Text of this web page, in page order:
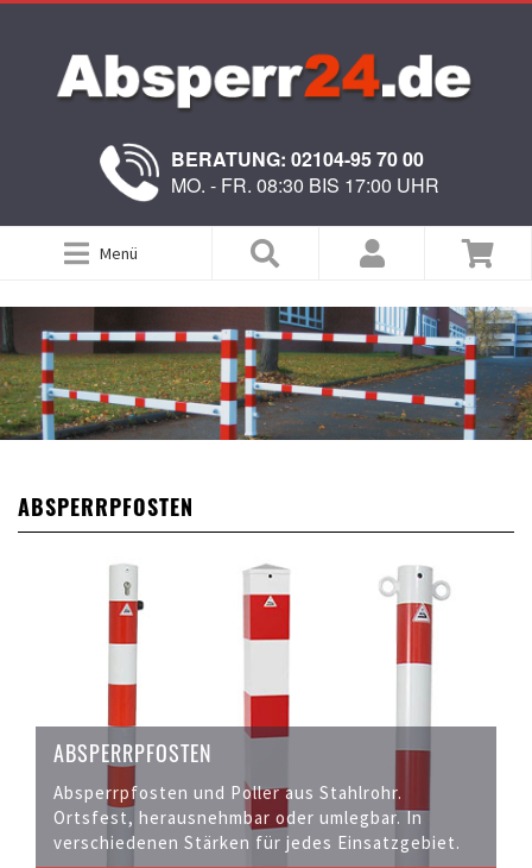
BERATUNG: 02104-95 70 00
MO. - FR. 08:30 BIS 17:00 UHR
Menü
ABSPERRPFOSTEN
ABSPERRPFOSTEN
Absperrpfosten und Poller aus Stahlrohr.
Ortsfest, herausnehmbar oder umlegbar. In
verschiedenen Stärken für jedes Einsatzgebiet.